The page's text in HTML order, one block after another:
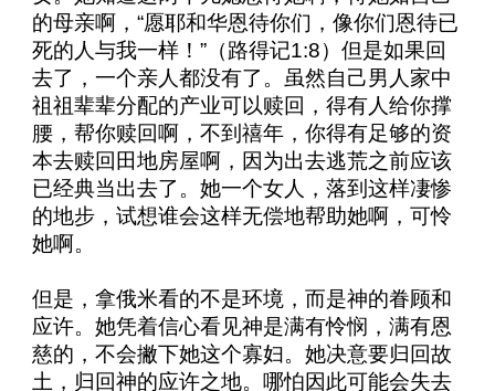
的母亲啊，“愿耶和华恩待你们，像你们恩待已
死的人与我一样！”（路得记1:8）但是如果回
去了，一个亲人都没有了。虽然自己男人家中
祖祖辈辈分配的产业可以赎回，得有人给你撑
腰，帮你赎回啊，不到禧年，你得有足够的资
本去赎回田地房屋啊，因为出去逃荒之前应该
已经典当出去了。她一个女人，落到这样凄惨
的地步，试想谁会这样无偿地帮助她啊，可怜
她啊。
但是，拿俄米看的不是环境，而是神的眷顾和
应许。她凭着信心看见神是满有怜悯，满有恩
慈的，不会撇下她这个寡妇。她决意要归回故
土，归回神的应许之地。哪怕因此可能会失去